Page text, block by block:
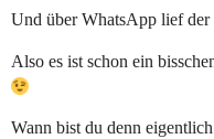
Und über WhatsApp lief
Also es ist schon ein
Wann bist du denn